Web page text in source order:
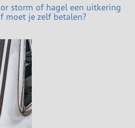
storm of hagel een uitkering
moet je zelf betalen?